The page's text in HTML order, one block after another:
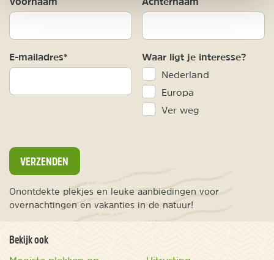
E-mailadres* Waar ligt je interesse?
Nederland
Europa
Ver weg
VERZENDEN
Onontdekte plekjes en leuke aanbiedingen voor
overnachtingen en vakanties in de natuur!
Bekijk ook